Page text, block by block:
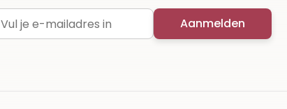
mailadres Aanmelden